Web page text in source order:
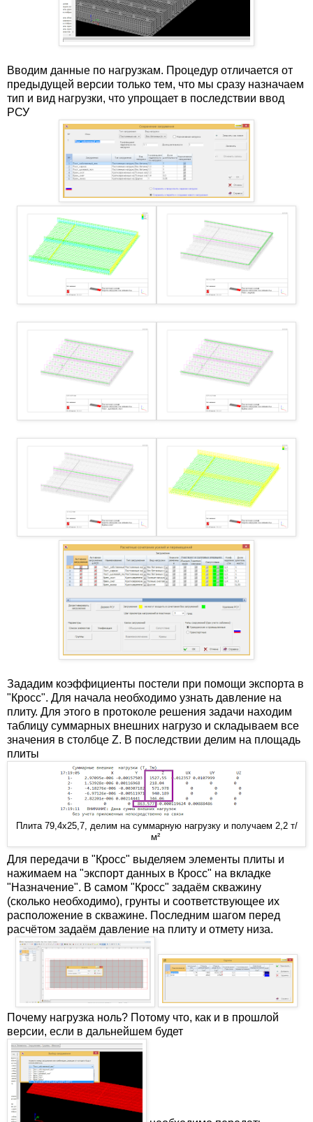
Вводим данные по нагрузкам. Процедур отличается от
предыдущей версии только тем, что мы сразу назначаем
тип и вид нагрузки, что упрощает в последствии ввод
РСУ
Зададим коэффициенты постели при помощи экспорта в
"Кросс". Для начала необходимо узнать давление на
плиту. Для этого в протоколе решения задачи находим
таблицу суммарных внешних нагрузо и складываем все
значения в столбце Z. В последствии делим на площадь
плиты
Плита 79,4х25,7, делим на суммарную нагрузку и получаем 2,2 т/
м²
Для передачи в "Кросс" выделяем элементы плиты и
нажимаем на "экспорт данных в Кросс" на вкладке
"Назначение". В самом "Кросс" задаём скважину
(сколько необходимо), грунты и соответствующее их
расположение в скважине. Последним шагом перед
расчётом задаём давление на плиту и отмету низа.
Почему нагрузка ноль? Потому что, как и в прошлой
версии, если в дальнейшем будет